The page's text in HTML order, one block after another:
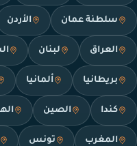
سلطنة عمان الأردن
العراق لبنان
بريطانيا ألمانيا
كندا الصين
المغرب تونس